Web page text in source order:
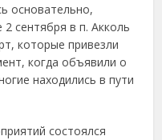
основательно,
сентября в п. Акколь
которые привезли
когда объявили о
находились в пути
состоялся